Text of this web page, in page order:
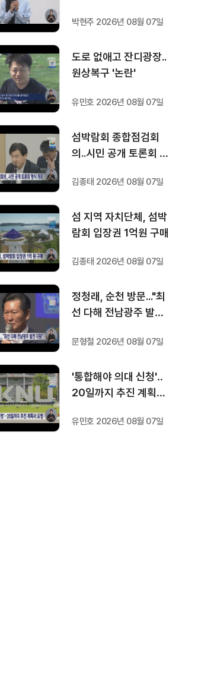
박현주 2026년 08월 07일
도로 없애고 잔디광장..
원상복구 '논란'
유민호 2026년 08월 07일
섬박람회 종합점검회
의..시민 공개 토론회 형
김종태 2026년 08월 07일
섬 지역 자치단체, 섬박
람회 입장권 1억원 구매
김종태 2026년 08월 07일
정청래, 순천 방문..."최
선 다해 전남광주 발전
문형철 2026년 08월 07일
'통합해야 의대 신청'‥
20일까지 추진 계획서
유민호 2026년 08월 07일